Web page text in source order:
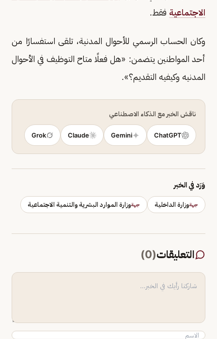
الاجتماعية فقط.
وكان الحساب الرسمي للأحوال المدنية، تلقى استفسارًا من
أحد المواطنين يتضمن: «هل فعلًا متاح التوظيف في الأحوال
المدنيه وكيفيه التقديم؟».
ناقش الخبر مع الذكاء الاصطناعي
ChatGPT
Gemini
Claude
Grok
وَرَد في الخبر
جهةوزارة الداخلية جهةوزارة الموارد البشرية والتنمية الاجتماعية
التعليقات(
0
)